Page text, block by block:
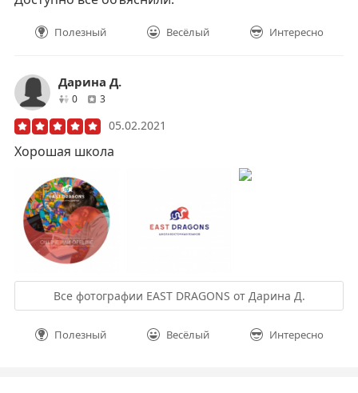
Полезный Весёлый Интересно
Дарина Д.
0друзей
3отзывов
05.02.2021
Хорошая школа
Все фотографии EAST DRAGONS от Дарина Д.
Полезный Весёлый Интересно